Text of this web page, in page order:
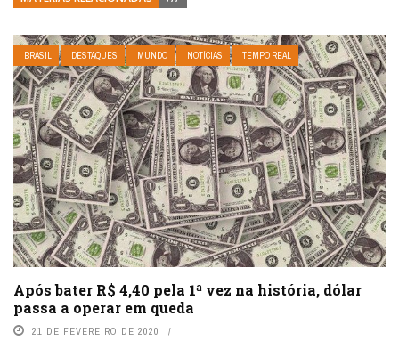
BRASIL DESTAQUES MUNDO NOTÍCIAS TEMPO REAL
Após bater R$ 4,40 pela 1ª vez na história, dólar
passa a operar em queda
21 DE FEVEREIRO DE 2020